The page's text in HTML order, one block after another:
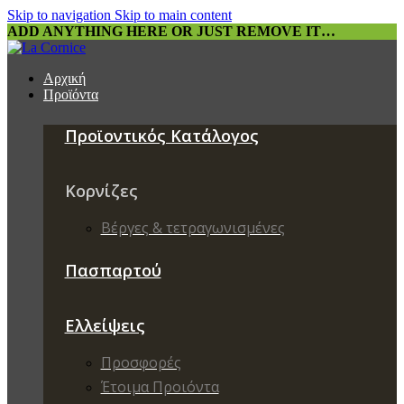
Skip to navigation Skip to main content
ADD ANYTHING HERE OR JUST REMOVE IT…
Αρχική
Προϊόντα
Προϊοντικός Κατάλογος
Κορνίζες
Βέργες & τετραγωνισμένες
Πασπαρτού
Ελλείψεις
Προσφορές
Έτοιμα Προιόντα